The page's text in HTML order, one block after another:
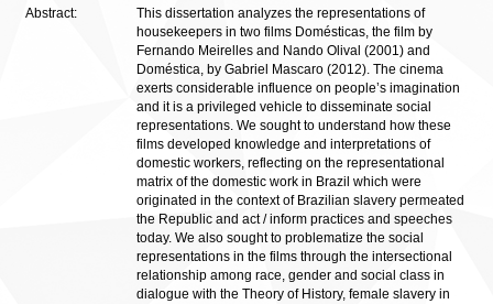
Abstract:
This dissertation analyzes the representations of
housekeepers in two films Domésticas, the film by
Fernando Meirelles and Nando Olival (2001) and
Doméstica, by Gabriel Mascaro (2012). The cinema
exerts considerable influence on people’s imagination
and it is a privileged vehicle to disseminate social
representations. We sought to understand how these
films developed knowledge and interpretations of
domestic workers, reflecting on the representational
matrix of the domestic work in Brazil which were
originated in the context of Brazilian slavery permeated
the Republic and act / inform practices and speeches
today. We also sought to problematize the social
representations in the films through the intersectional
relationship among race, gender and social class in
dialogue with the Theory of History, female slavery in